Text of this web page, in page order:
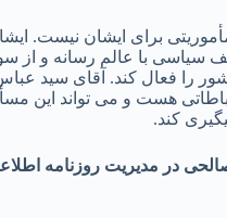
برای ایشان نیست.
سیاسی با عالم رسانه و از
را فعال کند. آقای سید
هست و می تواند این
کند.
در مدیریت روزنامه